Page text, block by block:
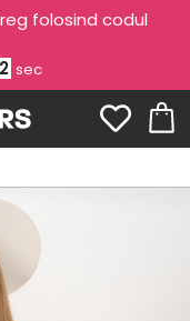
folosind codul
2 sec